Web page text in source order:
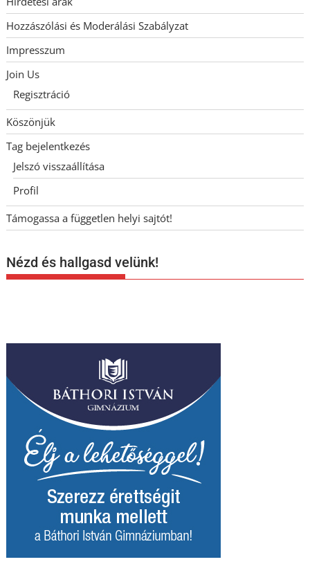
Hozzászólási és Moderálási Szabályzat
Impresszum
Join Us
Regisztráció
Köszönjük
Tag bejelentkezés
Jelszó visszaállítása
Profil
Támogassa a független helyi sajtót!
Nézd és hallgasd velünk!